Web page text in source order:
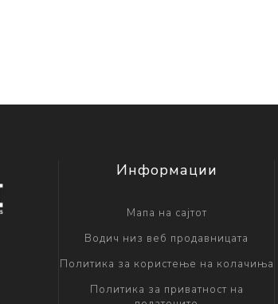
Информации
Мапа на сајтот
Водич низ веб продавницата
Политика за користење на колачиња
Политика за приватност на